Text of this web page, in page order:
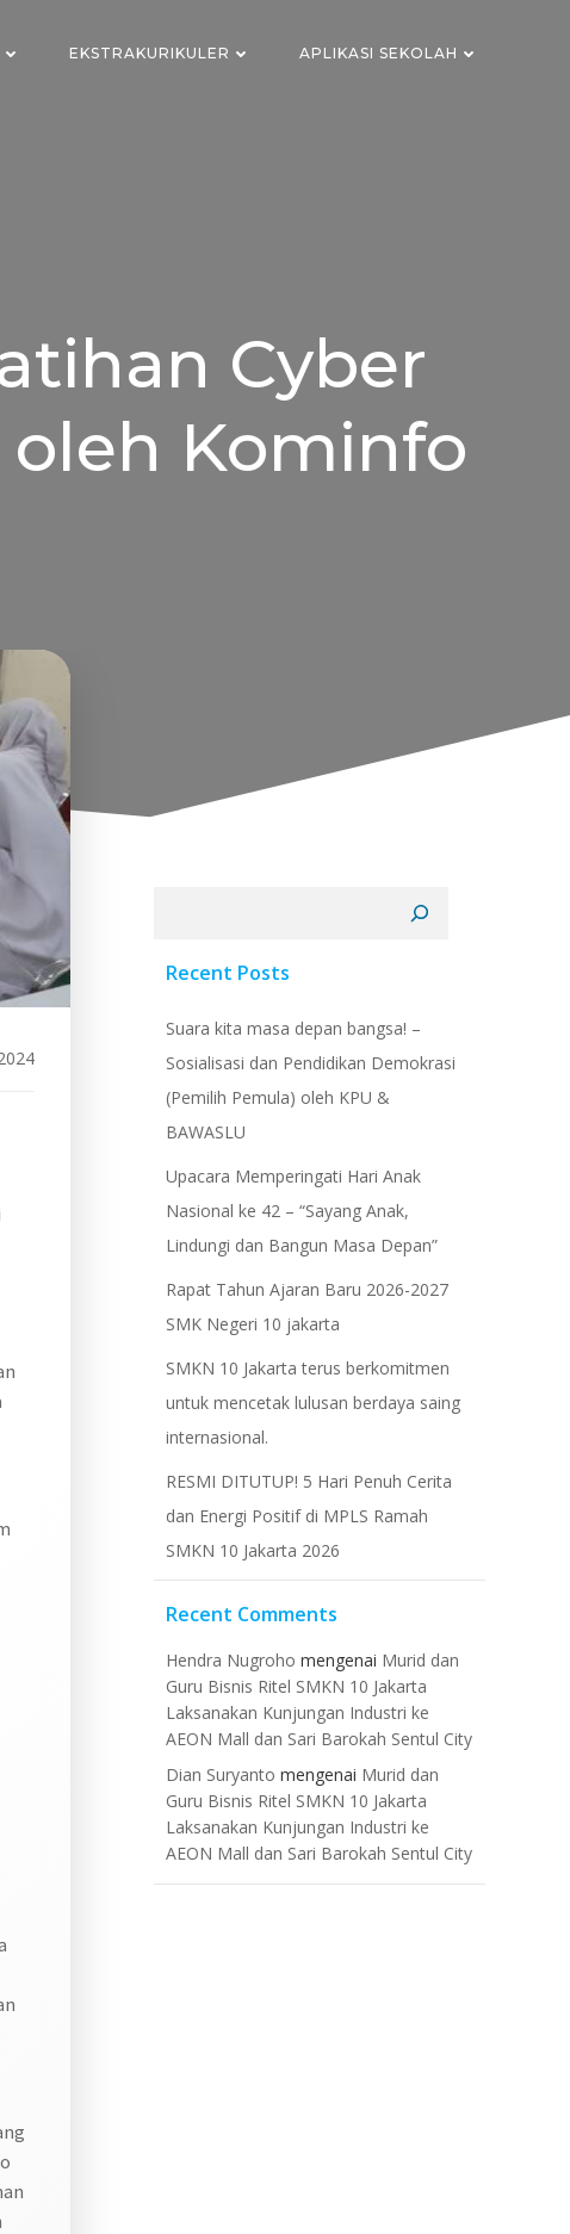
EKSTRAKURIKULER APLIKASI SEKOLAH
Cyber
Kominfo
Recent Posts
Suara kita masa depan bangsa! –
Sosialisasi dan Pendidikan Demokrasi
(Pemilih Pemula) oleh KPU &
BAWASLU
Upacara Memperingati Hari Anak
Nasional ke 42 – “Sayang Anak,
Lindungi dan Bangun Masa Depan”
Rapat Tahun Ajaran Baru 2026-2027
SMK Negeri 10 jakarta
​SMKN 10 Jakarta terus berkomitmen
untuk mencetak lulusan berdaya saing
internasional.
RESMI DITUTUP! 5 Hari Penuh Cerita
dan Energi Positif di MPLS Ramah
SMKN 10 Jakarta 2026
Recent Comments
Hendra Nugroho mengenai Murid dan
Guru Bisnis Ritel SMKN 10 Jakarta
Laksanakan Kunjungan Industri ke
AEON Mall dan Sari Barokah Sentul City
Dian Suryanto mengenai Murid dan
Guru Bisnis Ritel SMKN 10 Jakarta
Laksanakan Kunjungan Industri ke
AEON Mall dan Sari Barokah Sentul City